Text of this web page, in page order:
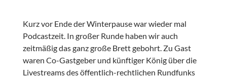
Kurz vor Ende der Winterpause war wieder mal
Podcastzeit. In großer Runde haben wir auch
zeitmäßig das ganz große Brett gebohrt. Zu Gast
waren Co-Gastgeber und künftiger König über die
Livestreams des öffentlich-rechtlichen Rundfunks